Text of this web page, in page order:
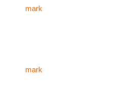
mark
mark